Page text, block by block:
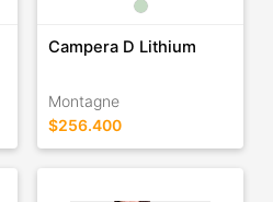
Campera D Lithium
Montagne
$256.400